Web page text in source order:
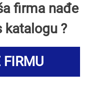
firma nađe
katalogu ?